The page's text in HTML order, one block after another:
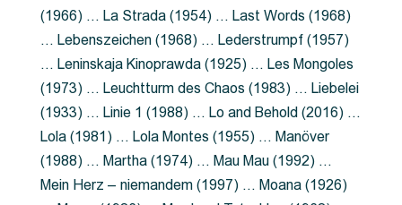
(1966) … La Strada (1954) … Last Words (1968)
… Lebenszeichen (1968) … Lederstrumpf (1957)
… Leninskaja Kinoprawda (1925) … Les Mongoles
(1973) … Leuchtturm des Chaos (1983) … Liebelei
(1933) … Linie 1 (1988) … Lo and Behold (2016) …
Lola (1981) … Lola Montes (1955) … Manöver
(1988) … Martha (1974) … Mau Mau (1992) …
Mein Herz – niemandem (1997) … Moana (1926)